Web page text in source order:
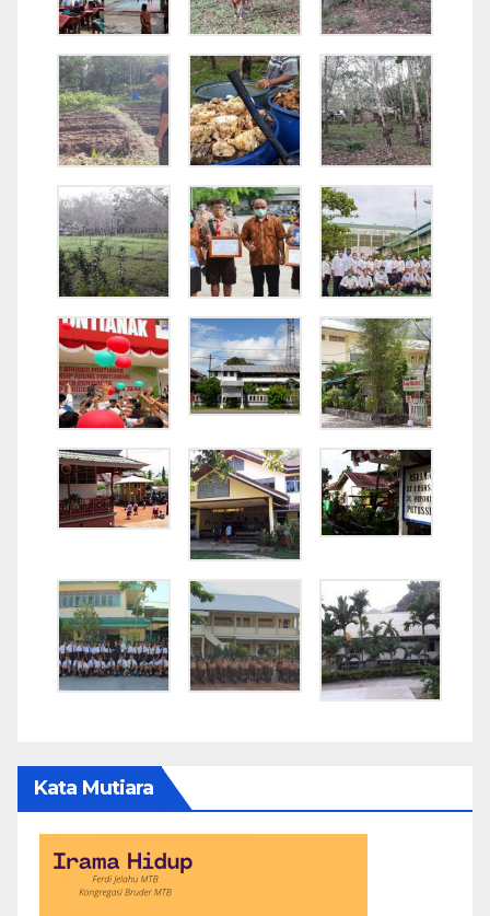
Kata Mutiara